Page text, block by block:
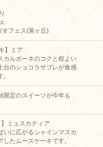
フェス(泉ヶ丘)
】ミア
カルポーネのコクと程よい
台のショコラサブレが食感
。
限定のスイーツが今年も
ミュスカティア
いに広がるシャインマスカ
したムースケーキです。